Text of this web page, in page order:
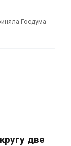
Госдума
две